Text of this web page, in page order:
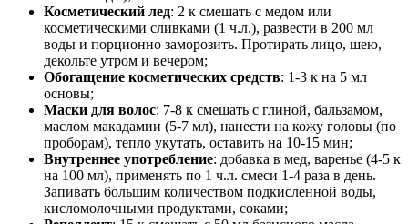
Косметический лед: 2 к смешать с медом или
косметическими сливками (1 ч.л.), развести в 200 мл
воды и порционно заморозить. Протирать лицо, шею,
декольте утром и вечером;
Обогащение косметических средств: 1-3 к на 5 мл
основы;
Маски для волос: 7-8 к смешать с глиной, бальзамом,
маслом макадамии (5-7 мл), нанести на кожу головы (по
проборам), тепло укутать, оставить на 10-15 мин;
Внутреннее употребление: добавка в мед, варенье (4-5 к
на 100 мл), применять по 1 ч.л. смеси 1-4 раза в день.
Запивать большим количеством подкисленной воды,
кисломолочными продуктами, соками;